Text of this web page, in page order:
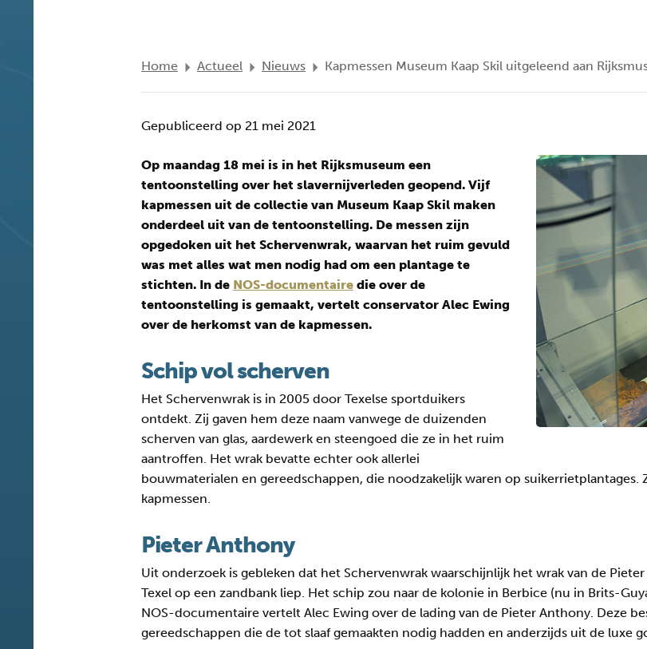
Home Actueel Nieuws Kapmessen Museum Kaap Skil uitgeleend aan
Gepubliceerd op 21 mei 2021
Op maandag 18 mei is in het Rijksmuseum een
tentoonstelling over het slavernijverleden geopend. Vijf
kapmessen uit de collectie van Museum Kaap Skil maken
onderdeel uit van de tentoonstelling. De messen zijn
opgedoken uit het Schervenwrak, waarvan het ruim gevuld
was met alles wat men nodig had om een plantage te
stichten. In de NOS-documentaire die over de
tentoonstelling is gemaakt, vertelt conservator Alec Ewing
over de herkomst van de kapmessen.
Schip vol scherven
Het Schervenwrak is in 2005 door Texelse sportduikers
ontdekt. Zij gaven hem deze naam vanwege de duizenden
scherven van glas, aardewerk en steengoed die ze in het ruim
aantroffen. Het wrak bevatte echter ook allerlei
bouwmaterialen en gereedschappen, die noodzakelijk waren op
kapmessen.
Pieter Anthony
Uit onderzoek is gebleken dat het Schervenwrak waarschijnlijk het wrak van de
Texel op een zandbank liep. Het schip zou naar de kolonie in Berbice (nu in Brits-
NOS-documentaire vertelt Alec Ewing over de lading van de Pieter Anthony. Deze
gereedschappen die de tot slaaf gemaakten nodig hadden en anderzijds uit de luxe